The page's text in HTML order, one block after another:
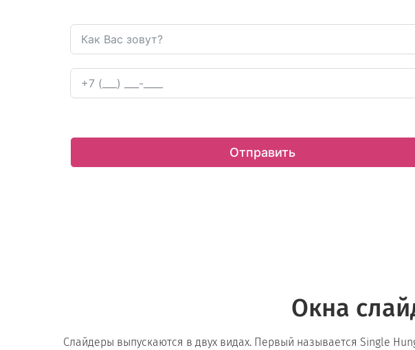
Отправить
Окна
Слайдеры выпускаются в двух видах. Первый называется Single